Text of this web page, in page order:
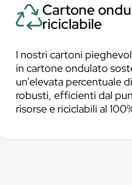
Cartone
riciclabile
I nostri cartoni
in cartone ondulato
un’elevata percentuale
robusti, efficienti dal
risorse e riciclabili al